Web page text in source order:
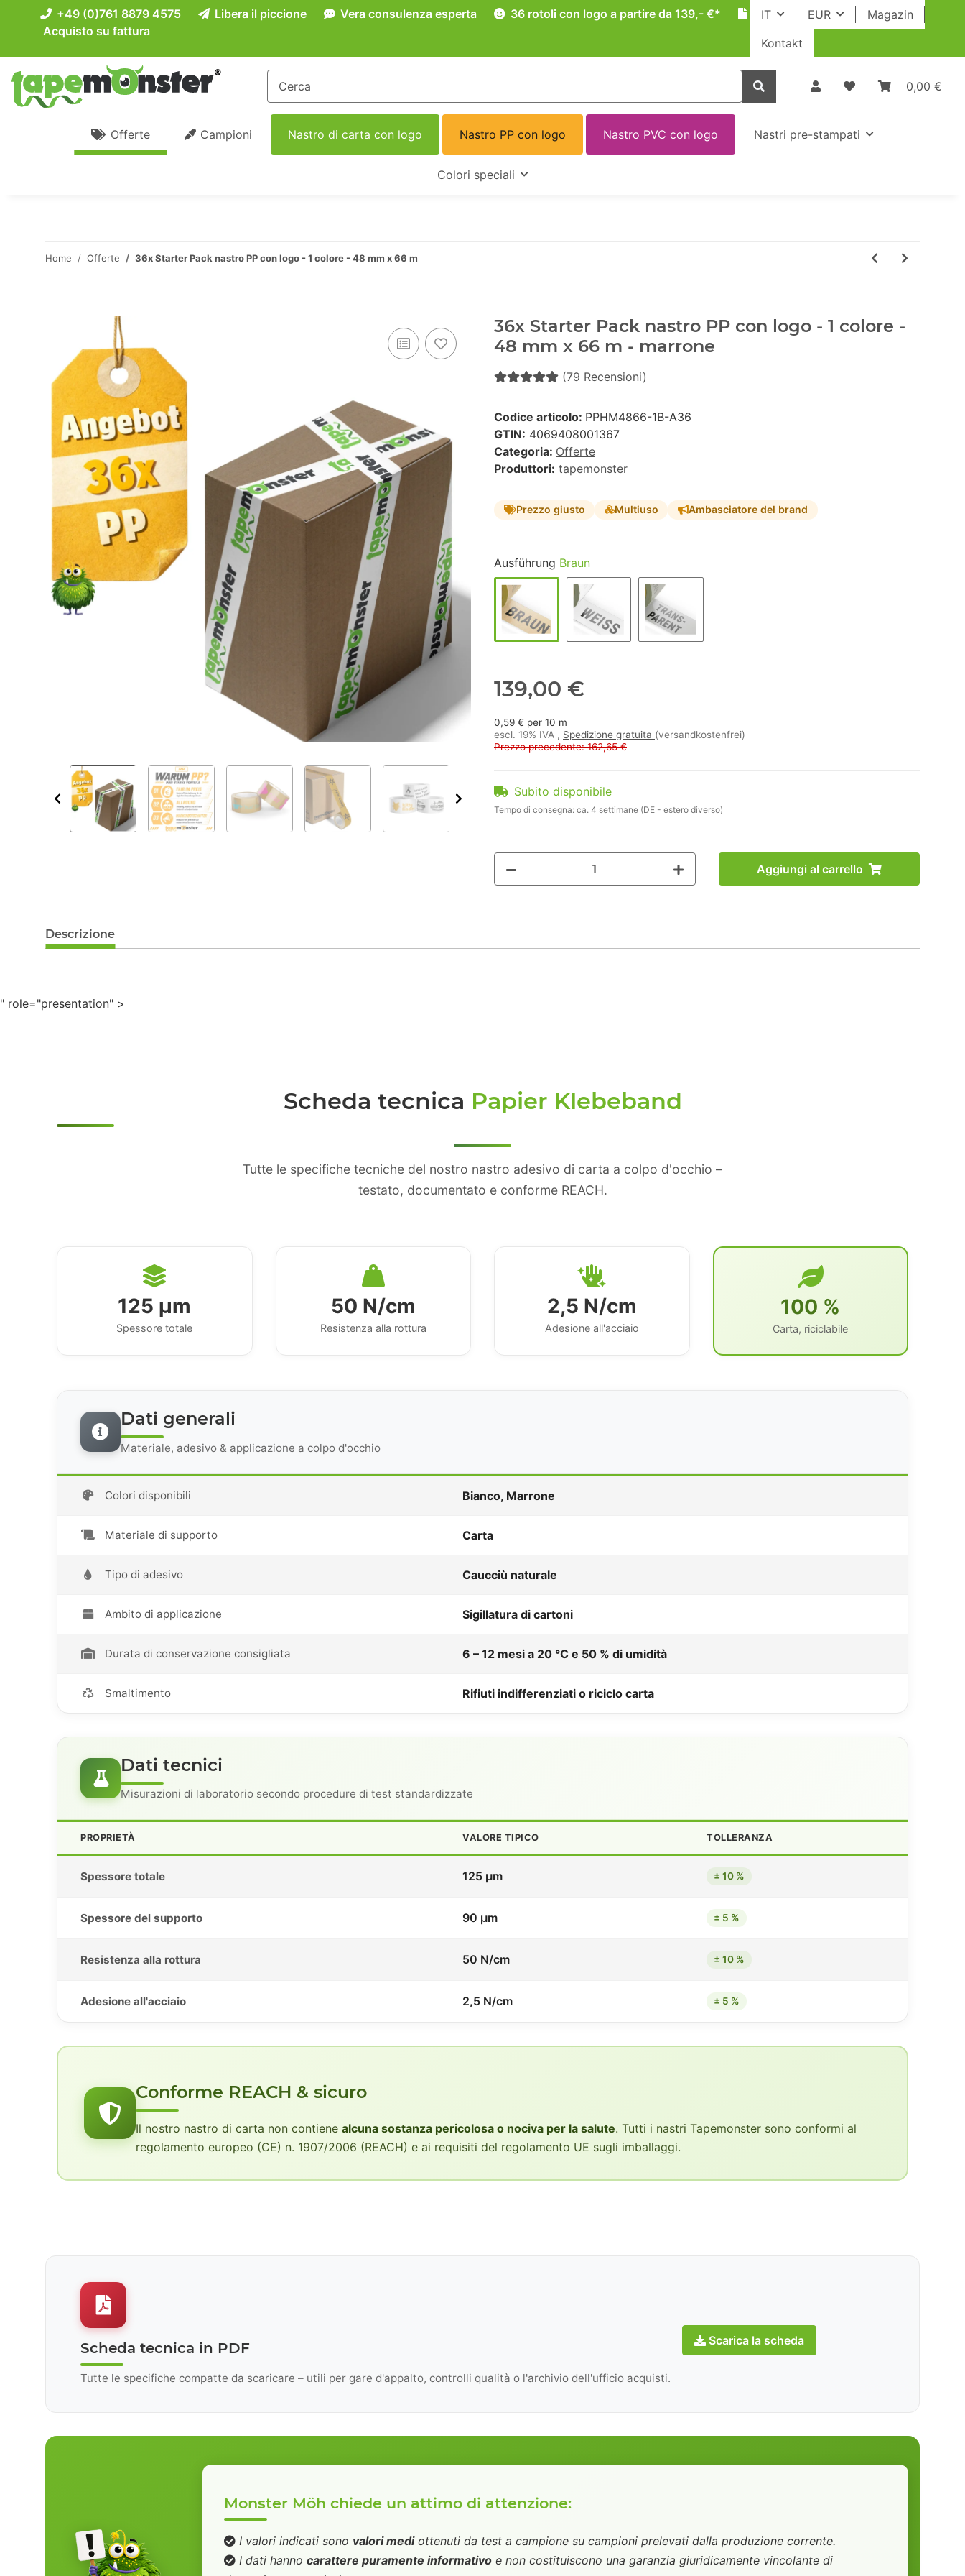
IT EUR
Magazin
Kontakt
+49 (0)761 8879 4575 Libera il piccione Vera consulenza esperta
36 rotoli con logo a partire da 139,- €*
Acquisto su fattura
0,00 €
Offerte Campioni Nastro di carta con logo Nastro PP con logo Nastro PVC con logo Nastri pre-stampati
Colori speciali
Home Offerte 36x Starter Pack nastro PP con logo - 1 colore - 48 mm x 66 m
36x Starter Pack nastro PP con logo - 1 colore -
48 mm x 66 m - marrone
(79 Recensioni)
Codice articolo: PPHM4866-1B-A36
GTIN: 4069408001367
Categoria: Offerte
Produttori: tapemonster
Prezzo giusto Multiuso Ambasciatore del brand
Ausführung Braun
139,00 €
0,59 € per 10 m
escl. 19% IVA , Spedizione gratuita (versandkostenfrei)
Prezzo precedente: 162,65 €
Subito disponibile
Tempo di consegna: ca. 4 settimane (DE - estero diverso)
Aggiungi al carrello
Descrizione
" role="presentation" >
Scheda tecnica Papier Klebeband
Tutte le specifiche tecniche del nostro nastro adesivo di carta a colpo d'occhio –
testato, documentato e conforme REACH.
125 μm
Spessore totale
50 N/cm
Resistenza alla rottura
2,5 N/cm
Adesione all'acciaio
100 %
Carta, riciclabile
Dati generali
Materiale, adesivo & applicazione a colpo d'occhio
Colori disponibili Bianco, Marrone
Materiale di supporto Carta
Tipo di adesivo Caucciù naturale
Ambito di applicazione Sigillatura di cartoni
Durata di conservazione consigliata 6 – 12 mesi a 20 °C e 50 % di umidità
Smaltimento Rifiuti indifferenziati o riciclo carta
Dati tecnici
Misurazioni di laboratorio secondo procedure di test standardizzate
PROPRIETÀ VALORE TIPICO TOLLERANZA
Spessore totale 125 μm ± 10 %
Spessore del supporto 90 μm ± 5 %
Resistenza alla rottura 50 N/cm ± 10 %
Adesione all'acciaio 2,5 N/cm ± 5 %
Conforme REACH & sicuro
Il nostro nastro di carta non contiene alcuna sostanza pericolosa o nociva per la salute. Tutti i nastri Tapemonster sono conformi al
regolamento europeo (CE) n. 1907/2006 (REACH) e ai requisiti del regolamento UE sugli imballaggi.
Scheda tecnica in PDF
Tutte le specifiche compatte da scaricare – utili per gare d'appalto, controlli qualità o l'archivio dell'ufficio acquisti.
Scarica la scheda
Monster Möh chiede un attimo di attenzione:
I valori indicati sono valori mediottenuti da test a campione su campioni prelevati dalla produzione corrente.
I dati hanno carattere puramente informativo e non costituiscono una garanzia giuridicamente vincolante di